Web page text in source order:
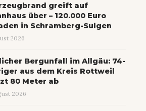
greift auf
über – 120.000 Euro
in Schramberg-Sulgen
2026
Bergunfall im Allgäu: 74-
aus dem Kreis Rottweil
80 Meter ab
2026